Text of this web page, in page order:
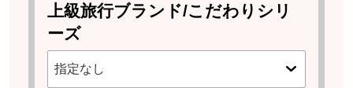
上級旅行ブランド/こだわりシリ
ーズ